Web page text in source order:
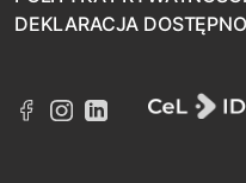
DEKLARACJA